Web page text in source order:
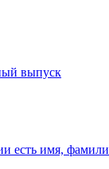
выпуск
имя,